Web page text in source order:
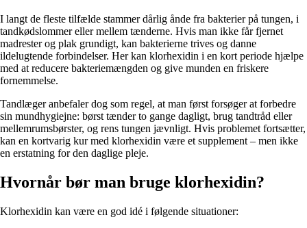
I langt de fleste tilfælde stammer dårlig ånde fra bakterier på tungen, i
tandkødslommer eller mellem tænderne. Hvis man ikke får fjernet
madrester og plak grundigt, kan bakterierne trives og danne
ildelugtende forbindelser. Her kan klorhexidin i en kort periode hjælpe
med at reducere bakteriemængden og give munden en friskere
fornemmelse.
Tandlæger anbefaler dog som regel, at man først forsøger at forbedre
sin mundhygiejne: børst tænder to gange dagligt, brug tandtråd eller
mellemrumsbørster, og rens tungen jævnligt. Hvis problemet fortsætter,
kan en kortvarig kur med klorhexidin være et supplement – men ikke
en erstatning for den daglige pleje.
Hvornår bør man bruge klorhexidin?
Klorhexidin kan være en god idé i følgende situationer: